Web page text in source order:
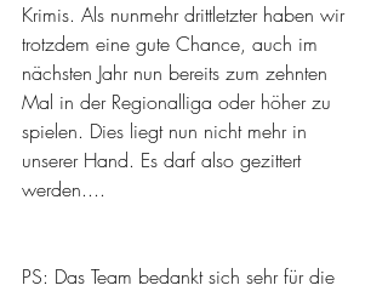
Krimis. Als nunmehr drittletzter haben wir
trotzdem eine gute Chance, auch im
nächsten Jahr nun bereits zum zehnten
Mal in der Regionalliga oder höher zu
spielen. Dies liegt nun nicht mehr in
unserer Hand. Es darf also gezittert
werden....
PS: Das Team bedankt sich sehr für die